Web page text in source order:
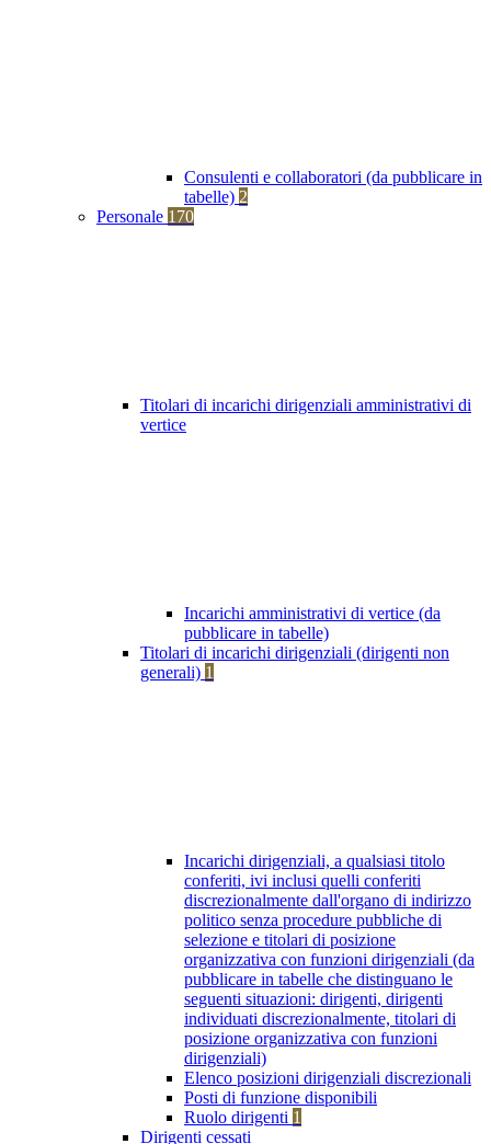
Consulenti e collaboratori (da pubblicare in
tabelle) 2
Personale 170
Titolari di incarichi dirigenziali amministrativi di
vertice
Incarichi amministrativi di vertice (da
pubblicare in tabelle)
Titolari di incarichi dirigenziali (dirigenti non
generali) 1
Incarichi dirigenziali, a qualsiasi titolo
conferiti, ivi inclusi quelli conferiti
discrezionalmente dall'organo di indirizzo
politico senza procedure pubbliche di
selezione e titolari di posizione
organizzativa con funzioni dirigenziali (da
pubblicare in tabelle che distinguano le
seguenti situazioni: dirigenti, dirigenti
individuati discrezionalmente, titolari di
posizione organizzativa con funzioni
dirigenziali)
Elenco posizioni dirigenziali discrezionali
Posti di funzione disponibili
Ruolo dirigenti 1
Dirigenti cessati